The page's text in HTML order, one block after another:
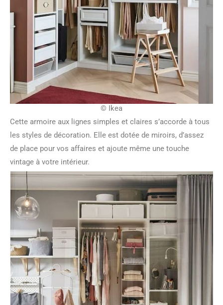
© Ikea
Cette armoire aux lignes simples et claires s’accorde à tous
les styles de décoration. Elle est dotée de miroirs, d’assez
de place pour vos affaires et ajoute même une touche
vintage à votre intérieur.